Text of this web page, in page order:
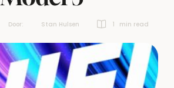
Door: Stan Hulsen 1 min read